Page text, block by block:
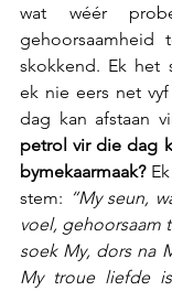
wat wéér
skokkend. Ek het
ek nie eers net
dag kan afstaan
petrol vir die dag
bymekaarmaak?
stem: “My seun,
voel, gehoorsaam
soek My, dors na
My troue liefde